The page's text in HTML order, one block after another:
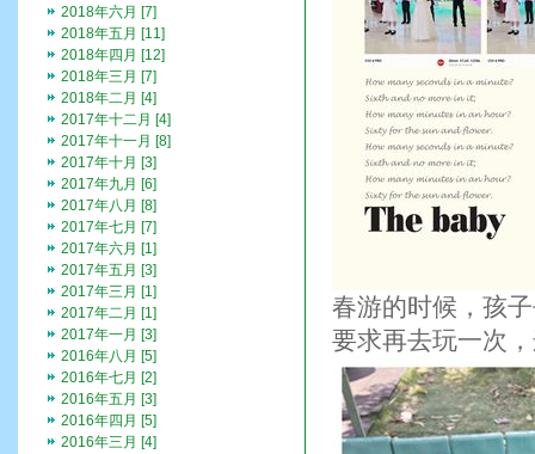
春游的时候，孩
要求再去玩一次
2018年六月 [7]
2018年五月 [11]
2018年四月 [12]
2018年三月 [7]
2018年二月 [4]
2017年十二月 [4]
2017年十一月 [8]
2017年十月 [3]
2017年九月 [6]
2017年八月 [8]
2017年七月 [7]
2017年六月 [1]
2017年五月 [3]
2017年三月 [1]
2017年二月 [1]
2017年一月 [3]
2016年八月 [5]
2016年七月 [2]
2016年五月 [3]
2016年四月 [5]
2016年三月 [4]